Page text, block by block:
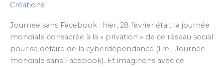
Créations
Journée sans Facebook : hier, 28 février était la journée
mondiale consacrée à la « privation » de ce réseau social
pour se défaire de la cyberdépendance (lire : Journée
mondiale sans Facebook). Et imaginons avec ce